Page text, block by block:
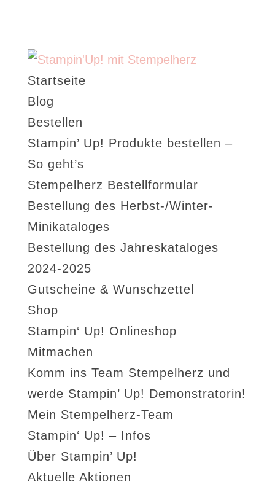
Startseite
Blog
Bestellen
Stampin’ Up! Produkte bestellen –
So geht’s
Stempelherz Bestellformular
Bestellung des Herbst-/Winter-
Minikataloges
Bestellung des Jahreskataloges
2024-2025
Gutscheine & Wunschzettel
Shop
Stampin‘ Up! Onlineshop
Mitmachen
Komm ins Team Stempelherz und
werde Stampin’ Up! Demonstratorin!
Mein Stempelherz-Team
Stampin‘ Up! – Infos
Über Stampin’ Up!
Aktuelle Aktionen